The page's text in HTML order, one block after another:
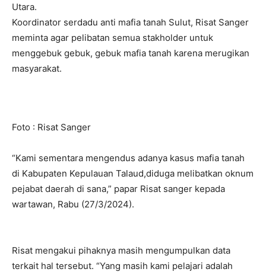
Utara.
Koordinator serdadu anti mafia tanah Sulut, Risat Sanger
meminta agar pelibatan semua stakholder untuk
menggebuk gebuk, gebuk mafia tanah karena merugikan
masyarakat.
Foto : Risat Sanger
“Kami sementara mengendus adanya kasus mafia tanah
di Kabupaten Kepulauan Talaud,diduga melibatkan oknum
pejabat daerah di sana,” papar Risat sanger kepada
wartawan, Rabu (27/3/2024).
Risat mengakui pihaknya masih mengumpulkan data
terkait hal tersebut. “Yang masih kami pelajari adalah